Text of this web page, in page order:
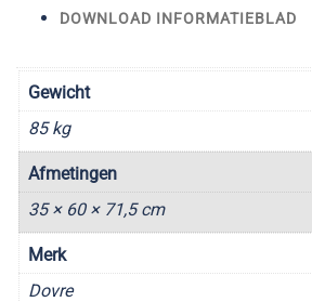
DOWNLOAD INFORMATIEBLAD
Gewicht
85 kg
Afmetingen
35 × 60 × 71,5 cm
Merk
Dovre